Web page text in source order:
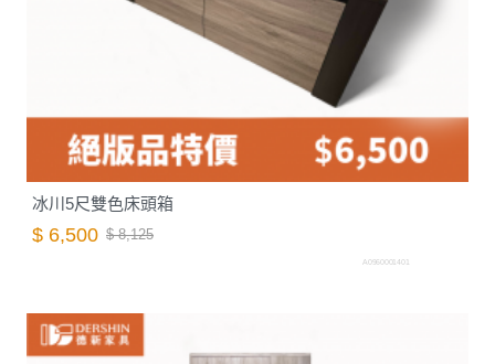
冰川5尺雙色床頭箱
$ 6,500 $ 8,125
A0960001401